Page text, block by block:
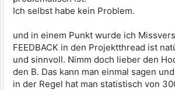
Ich selbst habe kein Problem.
und in einem Punkt wurde ich
FEEDBACK in den Projektthread ist
und sinnvoll. Nimm doch lieber den
den B. Das kann man einmal sagen
in der Regel hat man statistisch von